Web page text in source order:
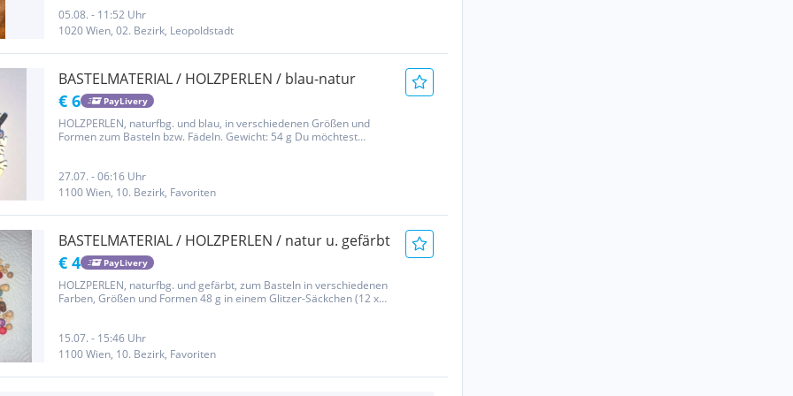
05.08. - 11:52 Uhr
1020 Wien, 02. Bezirk, Leopoldstadt
BASTELMATERIAL / HOLZPERLEN / blau-natur
€ 6 PayLivery
HOLZPERLEN, naturfbg. und blau, in verschiedenen Größen und
Formen zum Basteln bzw. Fädeln. Gewicht: 54 g Du möchtest
27.07. - 06:16 Uhr
1100 Wien, 10. Bezirk, Favoriten
BASTELMATERIAL / HOLZPERLEN / natur u. gefärbt
€ 4 PayLivery
HOLZPERLEN, naturfbg. und gefärbt, zum Basteln in verschiedenen
Farben, Größen und Formen 48 g in einem Glitzer-Säckchen (12 x
15.07. - 15:46 Uhr
1100 Wien, 10. Bezirk, Favoriten